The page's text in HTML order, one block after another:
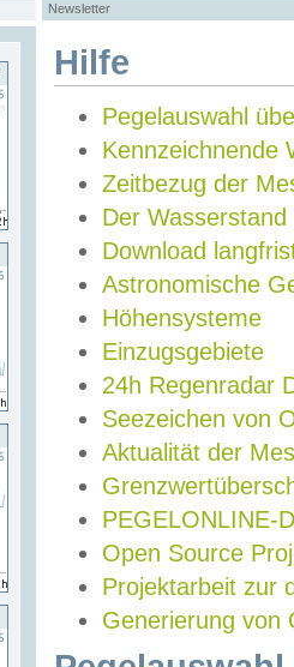
Newsletter
Hilfe
Pegelauswahl
Kennzeichnende
Zeitbezug der
Der Wasserstand
Download
Astronomische
Höhensysteme
Einzugsgebiete
24h Regenradar
Seezeichen von
Aktualität der
PEGELONLINE-
Open Source
Projektarbeit zur
Generierung von